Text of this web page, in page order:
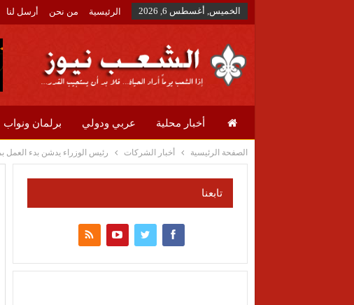
الخميس, أغسطس 6, 2026 الرئيسية من نحن أرسل لنا
أخبار محلية عربي ودولي برلمان ونواب
الصفحة الرئيسية أخبار الشركات رئيس الوزراء يدشن بدء العمل
تابعنا